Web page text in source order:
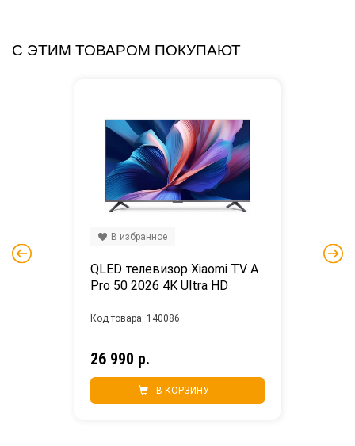
С ЭТИМ ТОВАРОМ ПОКУПАЮТ
QLED телевизор Xiaomi TV A
Pro 50 2026 4K Ultra HD
26 990 р.
В КОРЗИНУ
Код товара: 140086
В избранное